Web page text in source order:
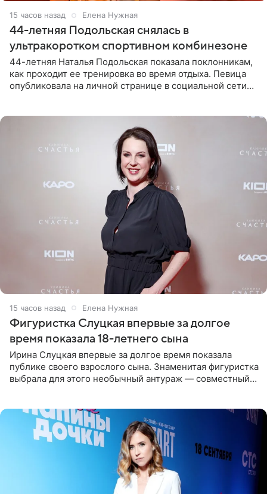
15 часов назад Елена Нужная
44-летняя Подольская снялась в
ультракоротком спортивном комбинезоне
44-летняя Наталья Подольская показала поклонникам,
как проходит ее тренировка во время отдыха. Певица
опубликовала на личной странице в социальной сети
15 часов назад Елена Нужная
Фигуристка Слуцкая впервые за долгое
время показала 18-летнего сына
Ирина Слуцкая впервые за долгое время показала
публике своего взрослого сына. Знаменитая фигуристка
выбрала для этого необычный антураж — совместный